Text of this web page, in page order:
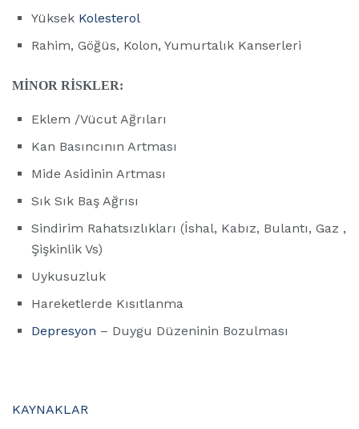
Yüksek Kolesterol
Rahim, Göğüs, Kolon, Yumurtalık Kanserleri
MİNOR RİSKLER:
Eklem /Vücut Ağrıları
Kan Basıncının Artması
Mide Asidinin Artması
Sık Sık Baş Ağrısı
Sindirim Rahatsızlıkları (İshal, Kabız, Bulantı, Gaz ,
Şişkinlik Vs)
Uykusuzluk
Hareketlerde Kısıtlanma
Depresyon – Duygu Düzeninin Bozulması
KAYNAKLAR